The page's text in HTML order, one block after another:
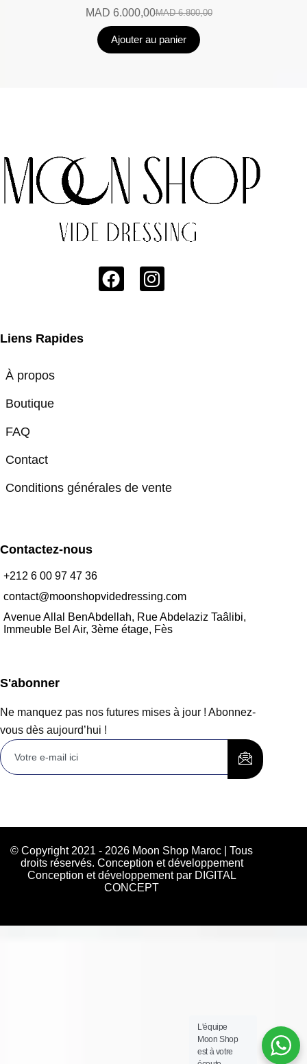
MAD6.800,00
MAD 6.000,00
Ajouter au panier
Liens Rapides
À propos
Boutique
FAQ
Contact
Conditions générales de vente
Contactez-nous
+212 6 00 97 47 36
contact@moonshopvidedressing.com
Avenue Allal BenAbdellah, Rue Abdelaziz Taâlibi,
Immeuble Bel Air, 3ème étage, Fès
S'abonner
Ne manquez pas nos futures mises à jour ! Abonnez-
vous dès aujourd’hui !
© Copyright 2021 - 2026 Moon Shop Maroc | Tous
droits réservés. Conception et développement
Conception et développement par DIGITAL
CONCEPT
L'équipe
Moon Shop
est à votre